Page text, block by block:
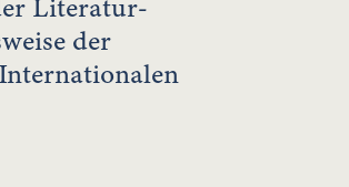
Literatur-
der